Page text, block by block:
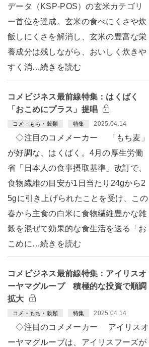
データ（KSP-POS）の玄米カテゴリ
ー首位を達成。玄米の食べにくさや炊
飯しにくさを解消し、玄米の豊富な栄
養成分は残しながら、おいしく炊きや
すく消…続きを読む
コメビジネス最前線特集：はくばく
「おこめにプラス」提唱
コメ・もち・穀類 特集 2025.04.14
◇注目のコメメーカー 「もち麦」
が好調な、はくばく。4月の厚生労働
省「日本人の食事摂取基準」改訂で、
食物繊維の目安が1日当たり24gから2
5gに引き上げられたことを受け、この
春から主食の白米に食物繊維豊かな雑
穀を混ぜて効果的な食生活を送る「お
こめに…続きを読む
コメビジネス最前線特集：アイリスオ
ーヤマグループ 積極的な投資で順調
拡大
コメ・もち・穀類 特集 2025.04.14
◇注目のコメメーカー アイリスオ
ーヤマグループは、アイリスフーズが